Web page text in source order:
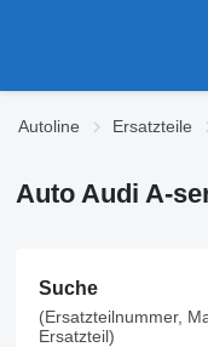
Autoline Ersatzteile
Auto Audi A-
Suche
(Ersatzteilnummer,
Ersatzteil)